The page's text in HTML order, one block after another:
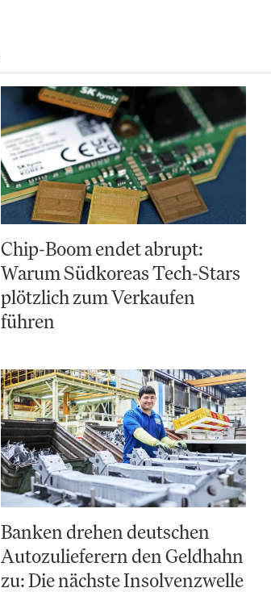
Chip-Boom endet abrupt:
Warum Südkoreas Tech-Stars
plötzlich zum Verkaufen
führen
Banken drehen deutschen
Autozulieferern den Geldhahn
zu: Die nächste Insolvenzwelle